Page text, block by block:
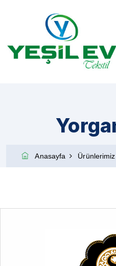
Anasayfa Ürünlerimiz